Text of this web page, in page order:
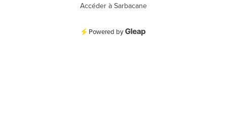
Accéder à Sarbacane
Powered by